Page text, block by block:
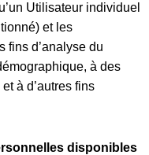
Utilisateur individuel
et les
fins d’analyse du
à des
à d’autres fins
disponibles